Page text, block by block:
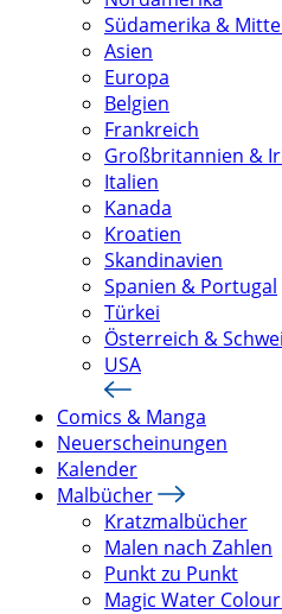
Südamerika &
Asien
Europa
Belgien
Frankreich
Großbritannien &
Italien
Kanada
Kroatien
Skandinavien
Spanien & Portugal
Türkei
Österreich &
USA
Comics & Manga
Neuerscheinungen
Kalender
Malbücher
Kratzmalbücher
Malen nach Zahlen
Punkt zu Punkt
Magic Water